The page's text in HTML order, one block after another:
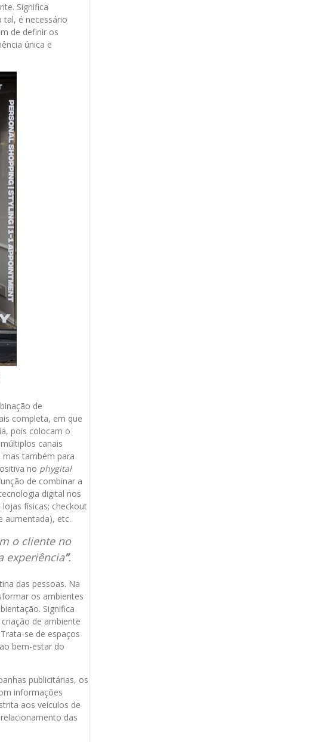
Significa
tal, é necessário
de definir os
única e
de
completa, em que
pois colocam o
canais
também para
no phygital
de combinar a
digital nos
físicas; checkout
aumentada), etc.
o cliente no
experiência”.
das pessoas. Na
os ambientes
Significa
de ambiente
se de espaços
bem-estar do
publicitárias, os
informações
aos veículos de
das